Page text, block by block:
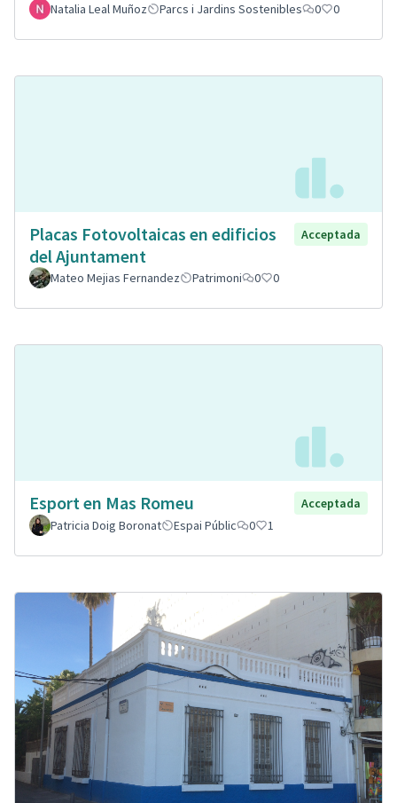
Natalia Leal Muñoz Parcs i Jardins Sostenibles 0 0
Placas Fotovoltaicas en edificios
del Ajuntament
Acceptada
Mateo Mejias Fernandez Patrimoni 0 0
Esport en Mas Romeu
Acceptada
Patricia Doig Boronat
Espai Públic 0 1